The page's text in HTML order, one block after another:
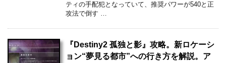
ティの手配犯となっていて、推奨パワーが540と正
攻法で倒す …
『Destiny2 孤独と影』攻略。新ロケーシ
ョン“夢見る都市”への行き方を解説。ア